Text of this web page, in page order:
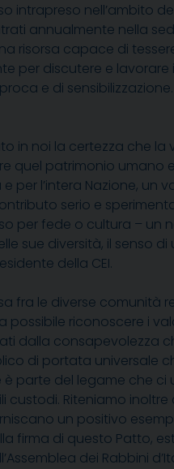
nell’ambito
annualmente nella
risorsa capace di
per discutere e
e di
in noi la certezza che la
quel patrimonio umano
per l’intera Nazione,
serio e
per fede o cultura –
sue diversità, il senso
della CEI.
fra le diverse comunità
riconoscere i
dalla consapevolezza
di portata universale
parte del legame che
custodi. Riteniamo
un positivo
firma di questo Patto,
Assemblea dei Rabbini